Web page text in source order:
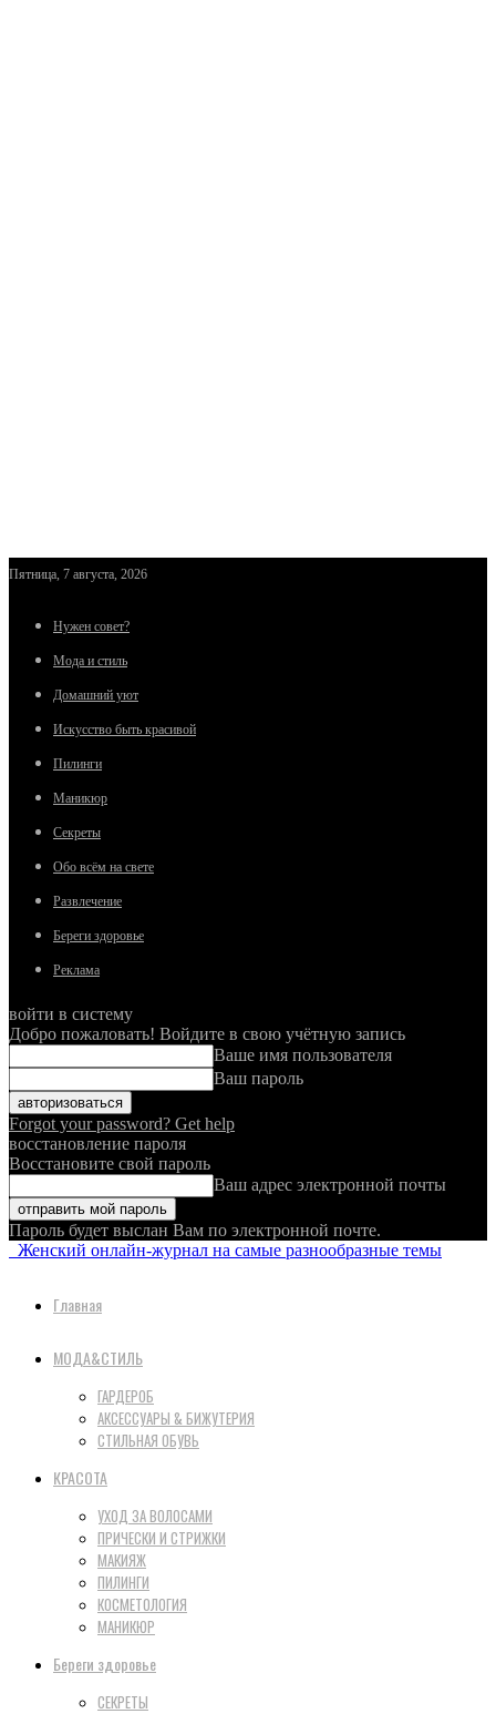
Пятница, 7 августа, 2026
Нужен совет?
Мода и стиль
Домашний уют
Искусство быть красивой
Пилинги
Маникюр
Секреты
Обо всём на свете
Развлечение
Береги здоровье
Реклама
войти в систему
Добро пожаловать! Войдите в свою учётную запись
Ваше имя пользователя
Ваш пароль
Forgot your password? Get help
восстановление пароля
Восстановите свой пароль
Ваш адрес электронной почты
Пароль будет выслан Вам по электронной почте.
Женский онлайн-журнал на самые разнообразные темы
Главная
МОДА&СТИЛЬ
ГАРДЕРОБ
АКСЕССУАРЫ & БИЖУТЕРИЯ
СТИЛЬНАЯ ОБУВЬ
КРАСОТА
УХОД ЗА ВОЛОСАМИ
ПРИЧЕСКИ И СТРИЖКИ
МАКИЯЖ
ПИЛИНГИ
КОСМЕТОЛОГИЯ
МАНИКЮР
Береги здоровье
СЕКРЕТЫ